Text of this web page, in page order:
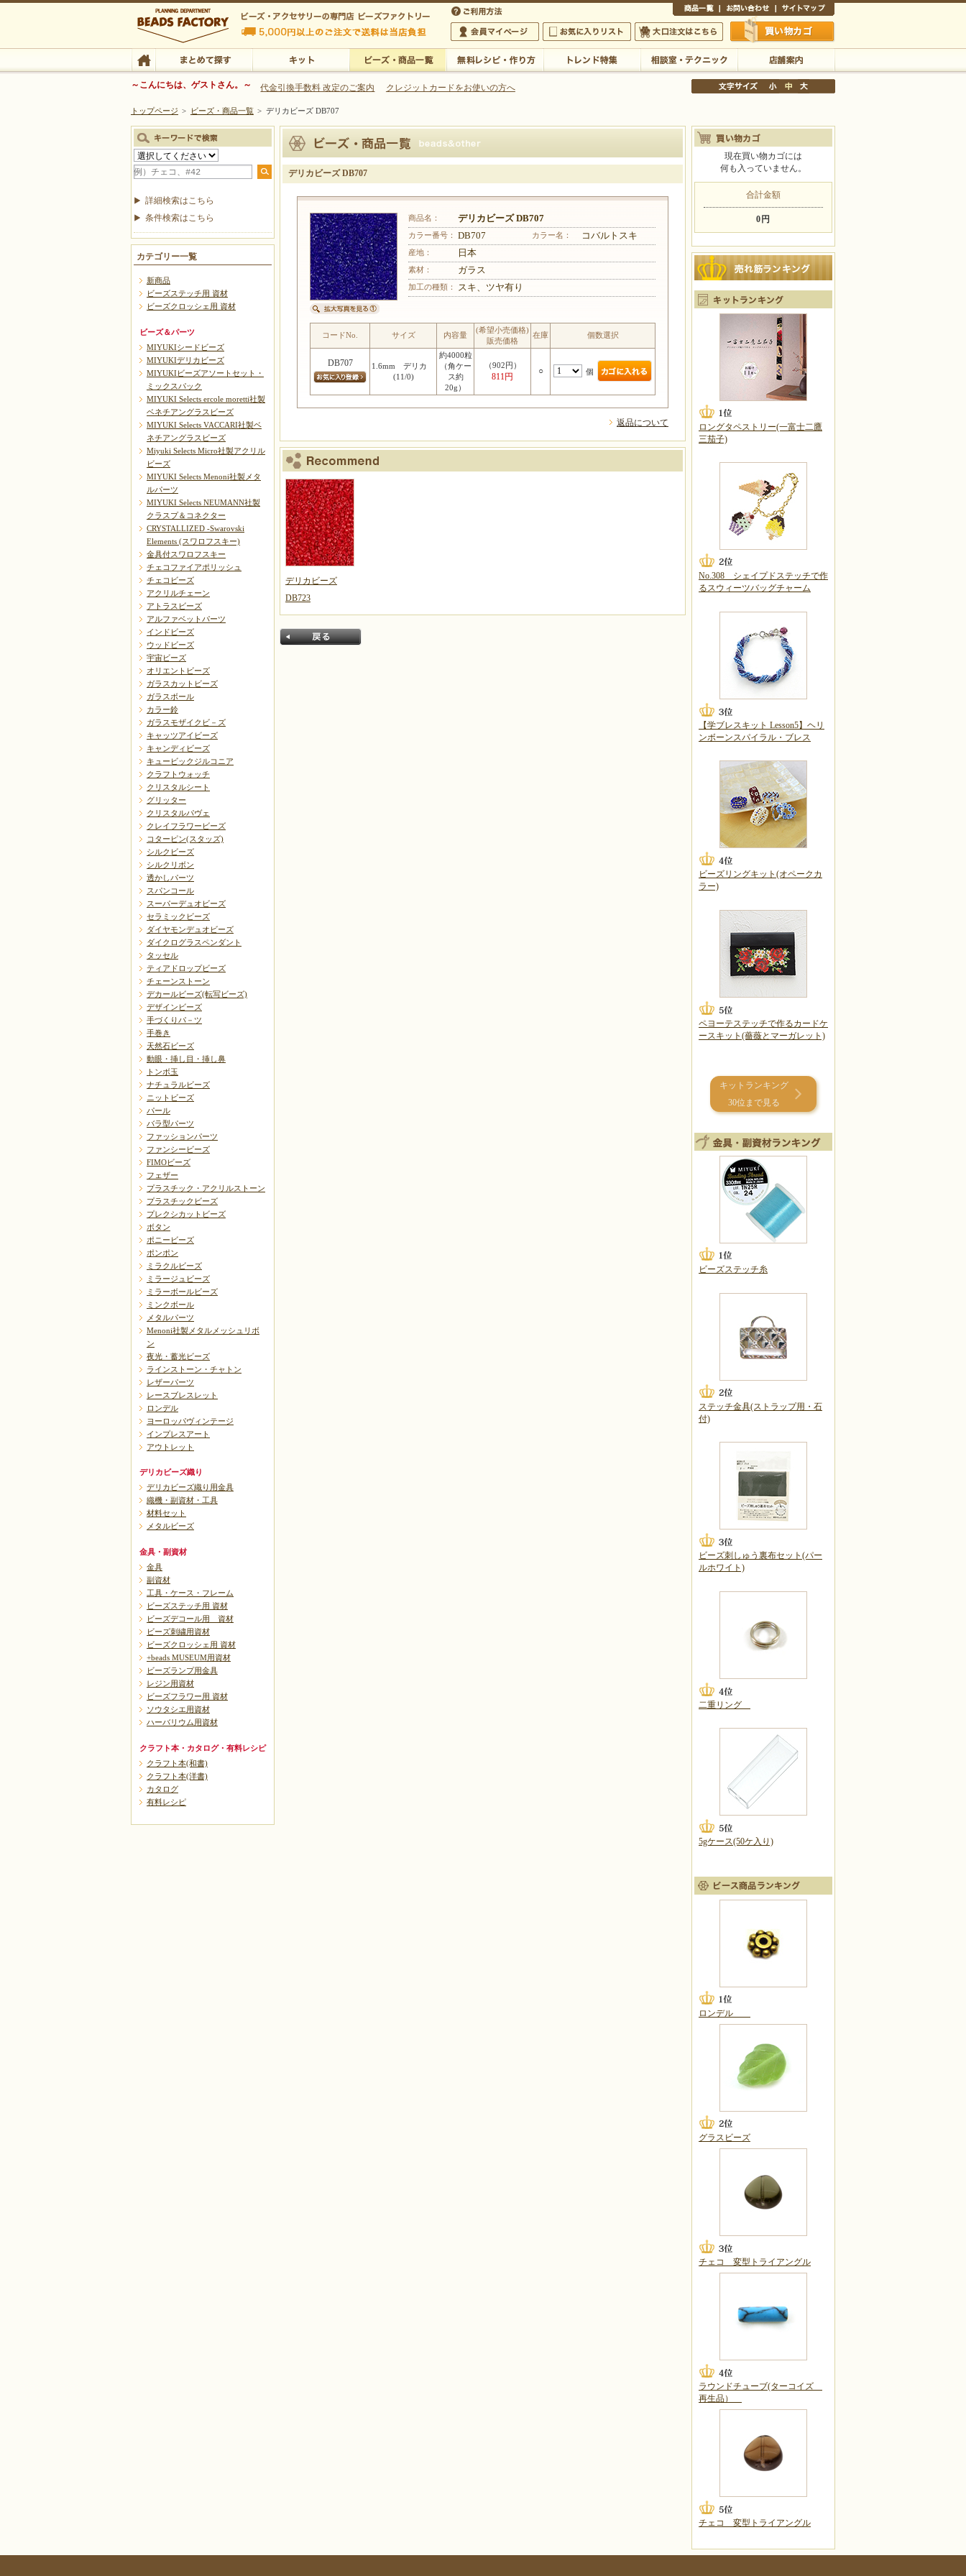
ビーズファクトリー ビーズ・パーツ・金具など・アクセサリーの専門店
ビーズ・アクセサリーの専門店 ビーズファクトリー 5,000円以上のご注文で送料は当店が負担いたします
ビーズ・アクセサリーの専門店 ビーズファクトリー 5,000円以上のご注文で送料は当店が負担いたします
会員マイページ
お気に入りリスト 大口注文はこちら 買い物かご
TOP まとめて探す 店舗案内
～こんにちは、ゲストさん。～ 代金引換手数料 改定のご案内 クレジットカードをお使いの方へ
トップページ > ビーズ・商品一覧 > デリカビーズ DB707
デリカビーズ DB707
商品名： デリカビーズ DB707
カラー番号： DB707 カラー名： コバルトスキ
産地： 日本
素材： ガラス
加工の種類： スキ、ツヤ有り
コードNo. サイズ 内容量
(希望小売価格)
販売価格
在庫 個数選択
DB707
1.6mm デリカ
(11/0)
約4000粒
（角ケー
ス約
20g）
（902円）
811円
○ 個
返品について
デリカビーズ
DB723
詳細検索はこちら
条件検索はこちら
カテゴリー一覧
新商品
ビーズステッチ用 資材
ビーズクロッシェ用 資材
ビーズ＆パーツ
MIYUKIシードビーズ
MIYUKIデリカビーズ
MIYUKIビーズアソートセット・
ミックスパック
MIYUKI Selects ercole moretti社製
ベネチアングラスビーズ
MIYUKI Selects VACCARI社製ベ
ネチアングラスビーズ
Miyuki Selects Micro社製アクリル
ビーズ
MIYUKI Selects Menoni社製メタ
ルパーツ
MIYUKI Selects NEUMANN社製
クラスプ＆コネクター
CRYSTALLIZED -Swarovski
Elements (スワロフスキー)
金具付スワロフスキー
チェコファイアポリッシュ
チェコビーズ
アクリルチェーン
アトラスビーズ
アルファベットパーツ
インドビーズ
ウッドビーズ
宇宙ビーズ
オリエントビーズ
ガラスカットビーズ
ガラスボール
カラー鈴
ガラスモザイクビ－ズ
キャッツアイビーズ
キャンディビーズ
キュービックジルコニア
クラフトウォッチ
クリスタルシート
グリッター
クリスタルパヴェ
クレイフラワービーズ
コターピン(スタッズ)
シルクビーズ
シルクリボン
透かしパーツ
スパンコール
スーパーデュオビーズ
セラミックビーズ
ダイヤモンデュオビーズ
ダイクログラスペンダント
タッセル
ティアドロップビーズ
チェーンストーン
デカールビーズ(転写ビーズ)
デザインビーズ
手づくりパ－ツ
手巻き
天然石ビーズ
動眼・挿し目・挿し鼻
トンボ玉
ナチュラルビーズ
ニットビーズ
パール
バラ型パーツ
ファッションパーツ
ファンシービーズ
FIMOビーズ
フェザー
プラスチック・アクリルストーン
プラスチックビーズ
プレクシカットビーズ
ボタン
ポニービーズ
ポンポン
ミラクルビーズ
ミラージュビーズ
ミラーボールビーズ
ミンクボール
メタルパーツ
Menoni社製メタルメッシュリボ
ン
夜光・蓄光ビーズ
ラインストーン・チャトン
レザーパーツ
レースブレスレット
ロンデル
ヨーロッパヴィンテージ
インプレスアート
アウトレット
デリカビーズ織り
デリカビーズ織り用金具
織機・副資材・工具
材料セット
メタルビーズ
金具・副資材
金具
副資材
工具・ケース・フレーム
ビーズステッチ用 資材
ビーズデコール用 資材
ビーズ刺繍用資材
ビーズクロッシェ用 資材
+beads MUSEUM用資材
ビーズランプ用金具
レジン用資材
ビーズフラワー用 資材
ソウタシエ用資材
ハーバリウム用資材
クラフト本・カタログ・有料レシピ
クラフト本(和書)
クラフト本(洋書)
カタログ
有料レシピ
現在買い物カゴには
何も入っていません。
合計金額
0円
ロングタペストリー(一富士二鷹
三茄子)
No.308 シェイプドステッチで作
るスウィーツバッグチャーム
【学ブレスキット Lesson5】ヘリ
ンボーンスパイラル・ブレス
ビーズリングキット(オペークカ
ラー)
ペヨーテステッチで作るカードケ
ースキット(薔薇とマーガレット)
キットランキング
30位まで見る
ビーズステッチ糸
ステッチ金具(ストラップ用・石
付)
ビーズ刺しゅう裏布セット(パー
ルホワイト)
二重リング
5gケース(50ケ入り)
ロンデル
グラスビーズ
チェコ 変型トライアングル
ラウンドチューブ(ターコイズ
再生品）
チェコ 変型トライアングル